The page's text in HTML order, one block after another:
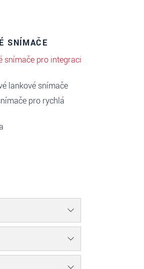
SNÍMAČE
snímače pro integraci
lankové snímače
pro rychlá